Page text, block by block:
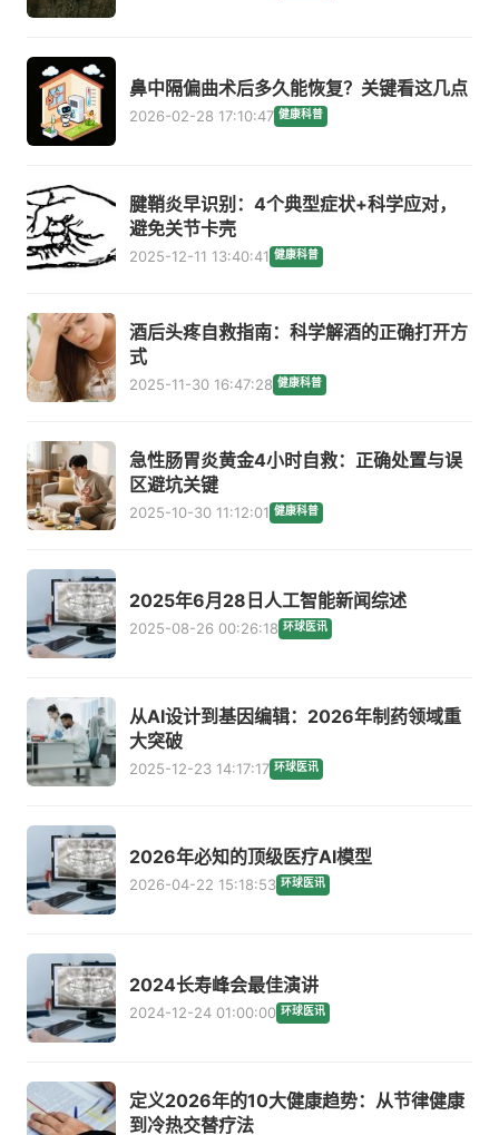
鼻中隔偏曲术后多久能恢复？关键看这几点
2026-02-28 17:10:47 健康科普
腱鞘炎早识别：4个典型症状+科学应对，
避免关节卡壳
2025-12-11 13:40:41 健康科普
酒后头疼自救指南：科学解酒的正确打开方
式
2025-11-30 16:47:28 健康科普
急性肠胃炎黄金4小时自救：正确处置与误
区避坑关键
2025-10-30 11:12:01 健康科普
2025年6月28日人工智能新闻综述
2025-08-26 00:26:18 环球医讯
从AI设计到基因编辑：2026年制药领域重
大突破
2025-12-23 14:17:17 环球医讯
2026年必知的顶级医疗AI模型
2026-04-22 15:18:53 环球医讯
2024长寿峰会最佳演讲
2024-12-24 01:00:00 环球医讯
定义2026年的10大健康趋势：从节律健康
到冷热交替疗法